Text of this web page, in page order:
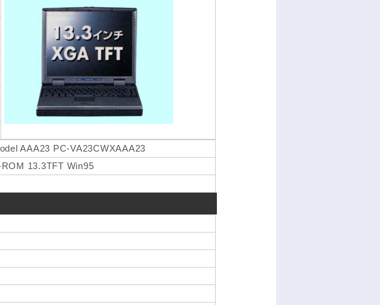
AAA23 PC-VA23CWXAAA23
13.3TFT Win95